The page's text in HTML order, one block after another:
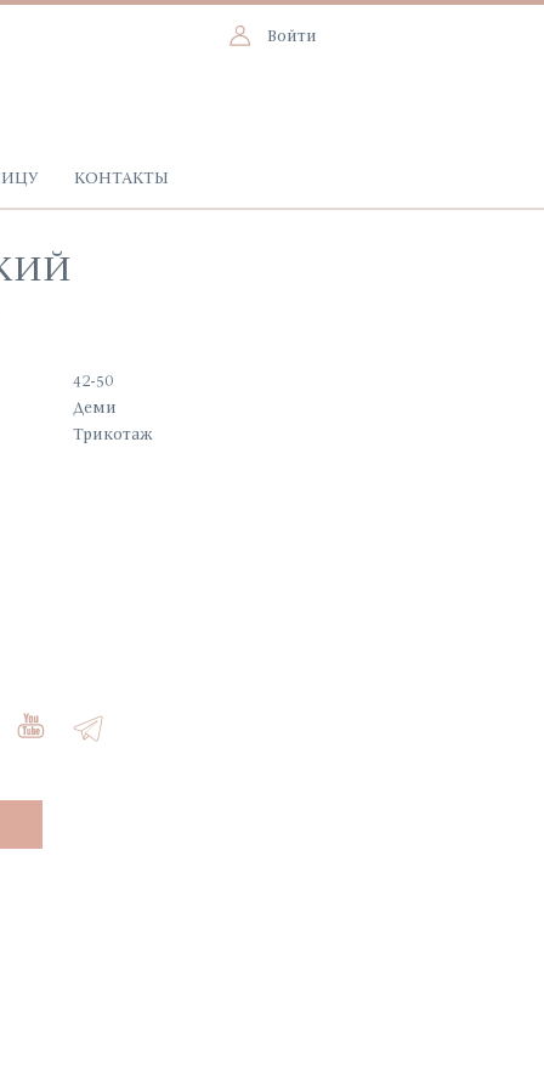
Войти
КОНТАКТЫ
42-50
Деми
Трикотаж